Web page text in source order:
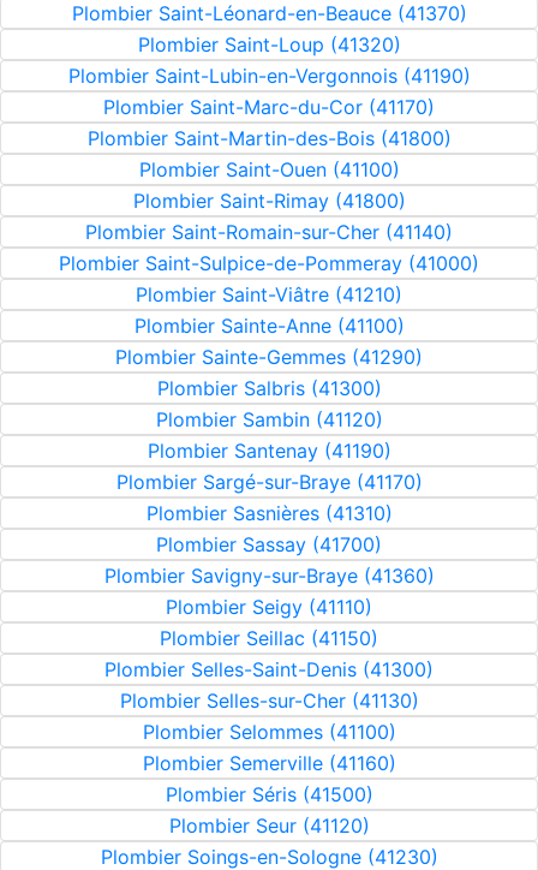
Plombier Saint-Léonard-en-Beauce (41370)
Plombier Saint-Loup (41320)
Plombier Saint-Lubin-en-Vergonnois (41190)
Plombier Saint-Marc-du-Cor (41170)
Plombier Saint-Martin-des-Bois (41800)
Plombier Saint-Ouen (41100)
Plombier Saint-Rimay (41800)
Plombier Saint-Romain-sur-Cher (41140)
Plombier Saint-Sulpice-de-Pommeray (41000)
Plombier Saint-Viâtre (41210)
Plombier Sainte-Anne (41100)
Plombier Sainte-Gemmes (41290)
Plombier Salbris (41300)
Plombier Sambin (41120)
Plombier Santenay (41190)
Plombier Sargé-sur-Braye (41170)
Plombier Sasnières (41310)
Plombier Sassay (41700)
Plombier Savigny-sur-Braye (41360)
Plombier Seigy (41110)
Plombier Seillac (41150)
Plombier Selles-Saint-Denis (41300)
Plombier Selles-sur-Cher (41130)
Plombier Selommes (41100)
Plombier Semerville (41160)
Plombier Séris (41500)
Plombier Seur (41120)
Plombier Soings-en-Sologne (41230)